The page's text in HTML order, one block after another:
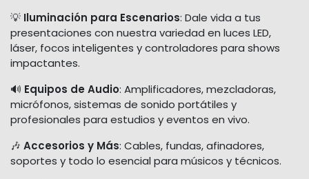
💡 Iluminación para Escenarios: Dale vida a tus
presentaciones con nuestra variedad en luces LED,
láser, focos inteligentes y controladores para shows
impactantes.
🔊 Equipos de Audio: Amplificadores, mezcladoras,
micrófonos, sistemas de sonido portátiles y
profesionales para estudios y eventos en vivo.
🎶 Accesorios y Más: Cables, fundas, afinadores,
soportes y todo lo esencial para músicos y técnicos.